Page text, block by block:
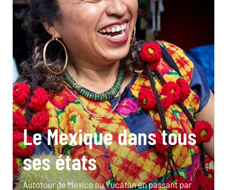
Le Mexique dans tous
ses états
Autotour de Mexico au Yucatán en passant par